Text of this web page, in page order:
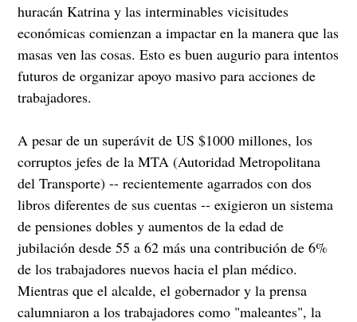
huracán Katrina y las interminables vicisitudes
económicas comienzan a impactar en la manera que las
masas ven las cosas. Esto es buen augurio para intentos
futuros de organizar apoyo masivo para acciones de
trabajadores.
A pesar de un superávit de US $1000 millones, los
corruptos jefes de la MTA (Autoridad Metropolitana
del Transporte) -- recientemente agarrados con dos
libros diferentes de sus cuentas -- exigieron un sistema
de pensiones dobles y aumentos de la edad de
jubilación desde 55 a 62 más una contribución de 6%
de los trabajadores nuevos hacia el plan médico.
Mientras que el alcalde, el gobernador y la prensa
calumniaron a los trabajadores como "maleantes", la